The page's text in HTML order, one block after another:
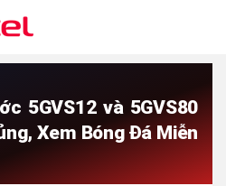
5GVS12 và 5GVS80
Xem Bóng Đá Miễn